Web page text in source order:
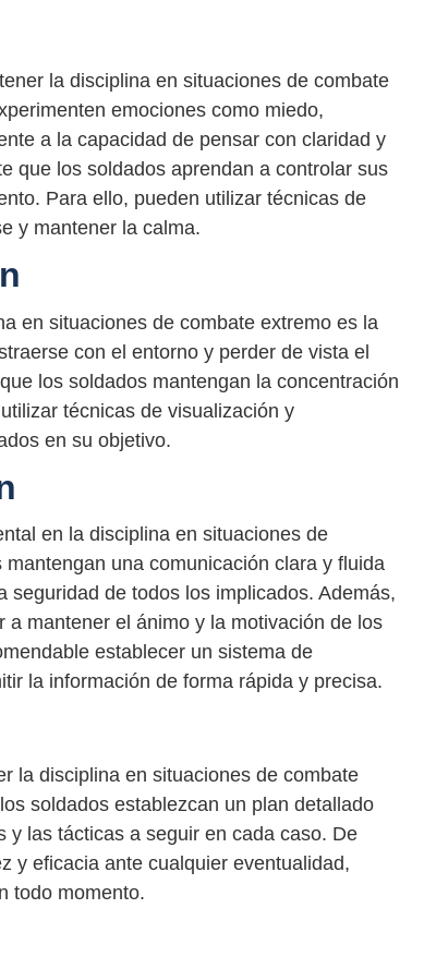
la disciplina en situaciones de combate
emociones como miedo,
a la capacidad de pensar con claridad y
que los soldados aprendan a controlar sus
Para ello, pueden utilizar técnicas de
y mantener la calma.
en situaciones de combate extremo es la
con el entorno y perder de vista el
los soldados mantengan la concentración
técnicas de visualización y
en su objetivo.
en la disciplina en situaciones de
una comunicación clara y fluida
de todos los implicados. Además,
mantener el ánimo y la motivación de los
establecer un sistema de
la información de forma rápida y precisa.
la disciplina en situaciones de combate
soldados establezcan un plan detallado
y las tácticas a seguir en cada caso. De
y eficacia ante cualquier eventualidad,
todo momento.